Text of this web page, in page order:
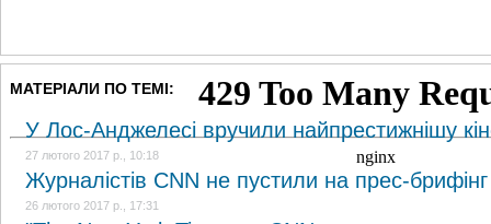
МАТЕРІАЛИ ПО ТЕМІ:
У Лос-Анджелесі вручили найпрестижнішу
27 лютого 2017 р., 10:18
Журналістів CNN не пустили на прес-
26 лютого 2017 р., 17:31